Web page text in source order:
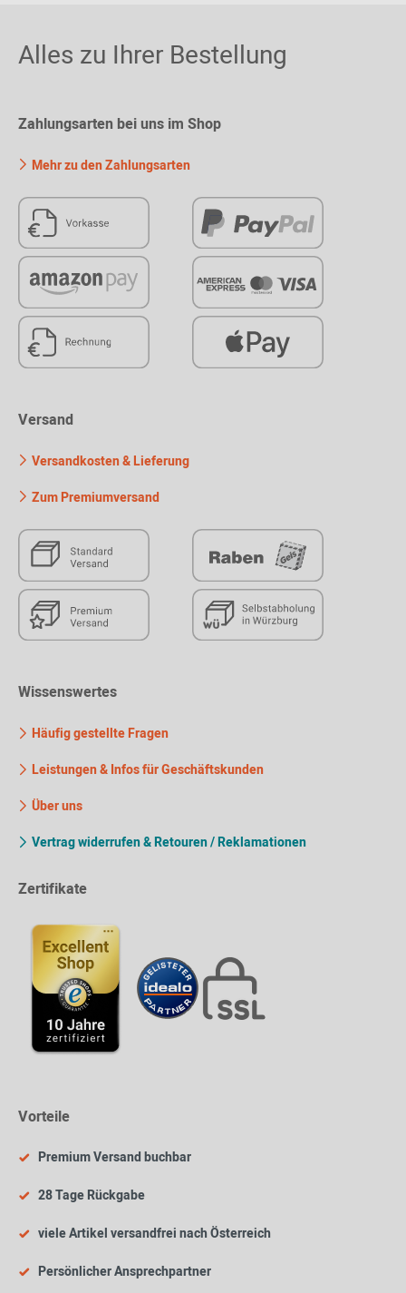
Alles zu Ihrer Bestellung
Zahlungsarten bei uns im Shop
Mehr zu den Zahlungsarten
Versand
Versandkosten & Lieferung
Zum Premiumversand
Wissenswertes
Häufig gestellte Fragen
Leistungen & Infos für Geschäftskunden
Über uns
Vertrag widerrufen & Retouren / Reklamationen
Zertifikate
Vorteile
Premium Versand buchbar
28 Tage Rückgabe
viele Artikel versandfrei nach Österreich
Persönlicher Ansprechpartner